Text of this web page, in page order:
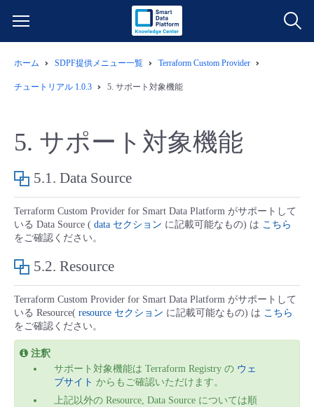
サービス一覧
クラウド/サーバー
IoT
モニタリング/監査
サポート
データ利活用
ネットワーク
IoT
モニタリング/監査
料金情報
データ利活用
クラウド/サーバー
ネットワーク
■ 管理機能
- 管理機能
■ セットアップガイド
- 新規お申し込み方法
- 初期設定・確認
ユースケース
- バックアップ
- セキュリティ・監査
- データと分析
故障/メンテナンス情報
サービス稼働状況
販売パートナー向けプログラム
トレーニング/操作動画
ホーム SDPF提供メニュー一覧 Terraform Custom Provider
チュートリアル 1.0.3 5. サポート対象機能
5. サポート対象機能
5.1. Data Source
Terraform Custom Provider for Smart Data Platform がサポートして
いる Data Source ( data セクション に記載可能なもの) は こちら
をご確認ください。
5.2. Resource
Terraform Custom Provider for Smart Data Platform がサポートして
いる Resource( resource セクション に記載可能なもの) は こちら
をご確認ください。
注釈
サポート対象機能は Terraform Registry の ウェ
ブサイト からもご確認いただけます。
上記以外の Resource, Data Source については順